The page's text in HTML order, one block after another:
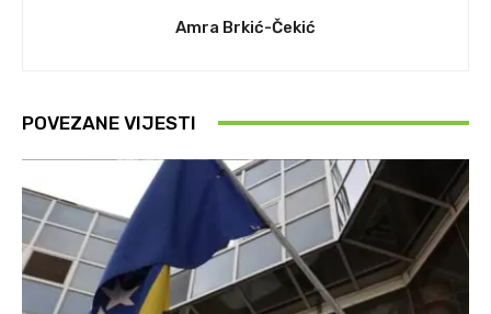
Amra Brkić-Čekić
POVEZANE VIJESTI